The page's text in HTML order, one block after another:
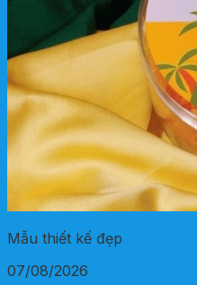
Mẫu thiết kế đẹp
07/08/2026